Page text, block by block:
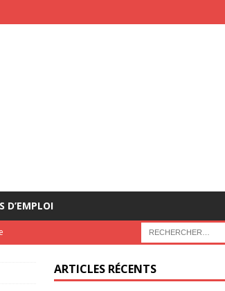
D’EMPLOI
ARTICLES RÉCENTS